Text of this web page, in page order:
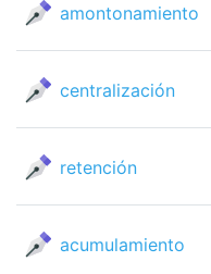
amontonamiento
centralización
retención
acumulamiento